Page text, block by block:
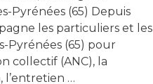
Pyrénées (65) Depuis
les particuliers et les
Pyrénées (65) pour
collectif (ANC), la
l’entretien …